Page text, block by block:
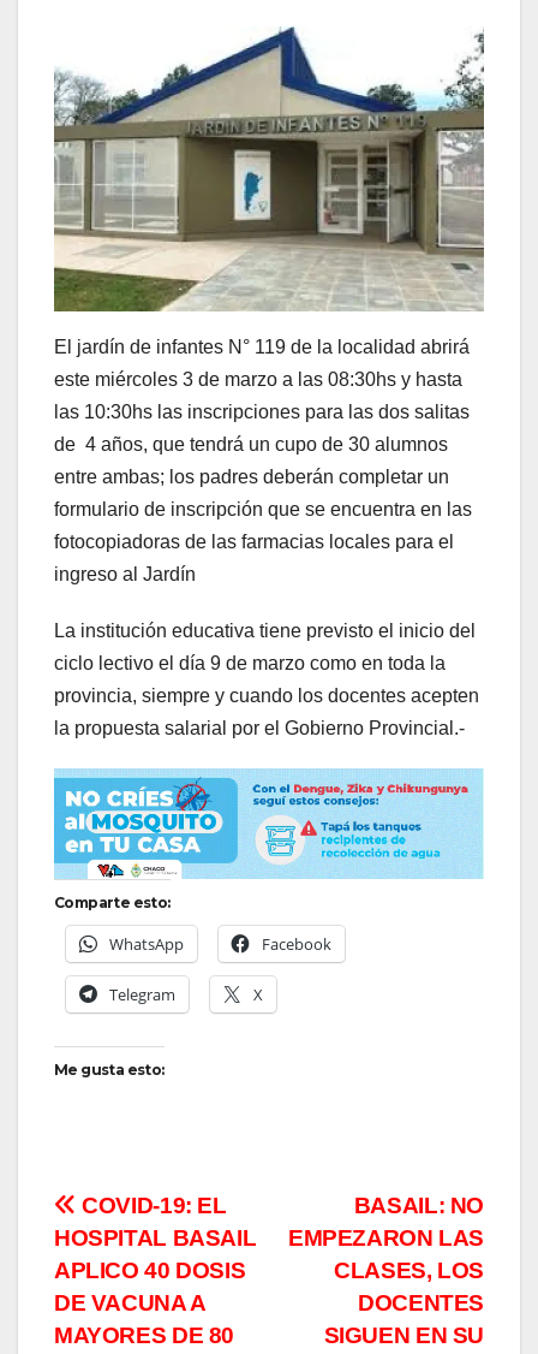
El jardín de infantes N° 119 de la localidad abrirá
este miércoles 3 de marzo a las 08:30hs y hasta
las 10:30hs las inscripciones para las dos salitas
de 4 años, que tendrá un cupo de 30 alumnos
entre ambas; los padres deberán completar un
formulario de inscripción que se encuentra en las
fotocopiadoras de las farmacias locales para el
ingreso al Jardín
La institución educativa tiene previsto el inicio del
ciclo lectivo el día 9 de marzo como en toda la
provincia, siempre y cuando los docentes acepten
la propuesta salarial por el Gobierno Provincial.-
Comparte esto:
WhatsApp Facebook
Telegram X
Me gusta esto:
Navegación
de
entradas
BASAIL: NO
EMPEZARON LAS
CLASES, LOS
DOCENTES
SIGUEN EN SU
COVID-19: EL
HOSPITAL BASAIL
APLICO 40 DOSIS
DE VACUNA A
MAYORES DE 80